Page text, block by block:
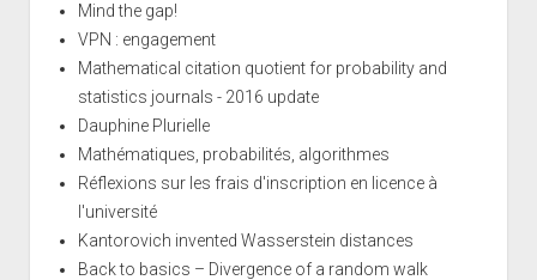
Mind the gap!
VPN : engagement
Mathematical citation quotient for probability and
statistics journals - 2016 update
Dauphine Plurielle
Mathématiques, probabilités, algorithmes
Réflexions sur les frais d'inscription en licence à
l'université
Kantorovich invented Wasserstein distances
Back to basics – Divergence of a random walk